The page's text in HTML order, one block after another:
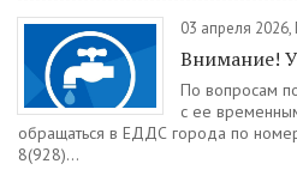
03 апреля 2026,
Внимание!
По вопросам
с ее
обращаться в ЕДДС города по
8(928)...